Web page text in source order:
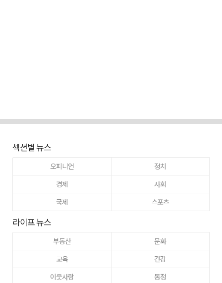
섹션별 뉴스
오피니언
정치
경제
사회
국제
스포츠
라이프 뉴스
부동산
문화
교육
건강
이웃사랑
동정